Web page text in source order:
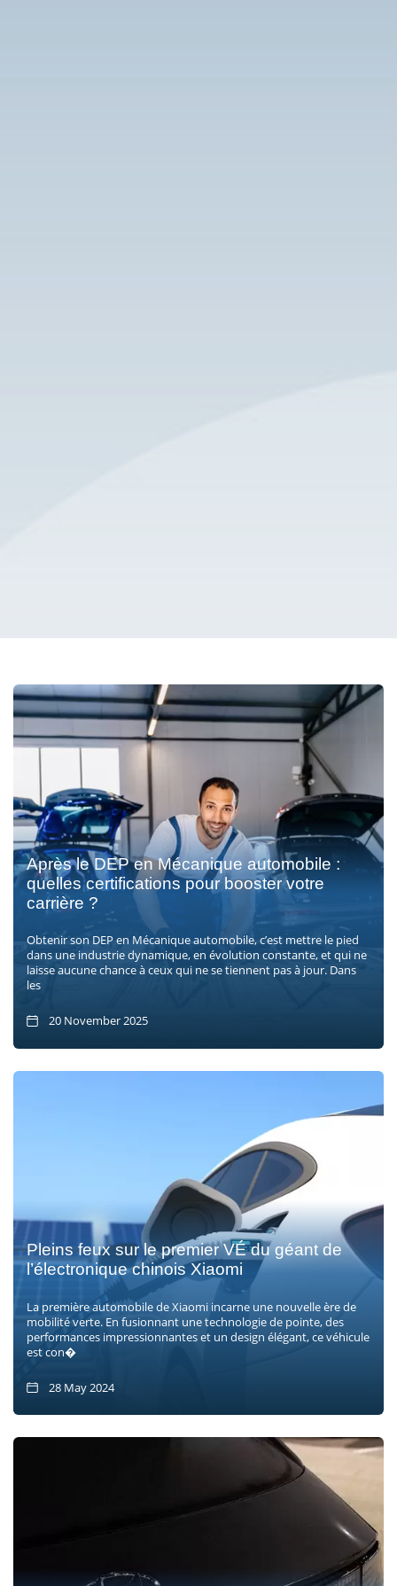
Après le DEP en Mécanique automobile :
quelles certifications pour booster votre
carrière ?
Obtenir son DEP en Mécanique automobile, c’est mettre le pied
dans une industrie dynamique, en évolution constante, et qui ne
laisse aucune chance à ceux qui ne se tiennent pas à jour. Dans
les
20 November 2025
Pleins feux sur le premier VÉ du géant de
l’électronique chinois Xiaomi
La première automobile de Xiaomi incarne une nouvelle ère de
mobilité verte. En fusionnant une technologie de pointe, des
performances impressionnantes et un design élégant, ce véhicule
est con�
28 May 2024